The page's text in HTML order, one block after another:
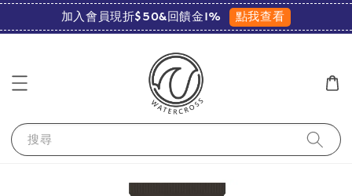
加入會員現折$50&回饋金1% 點我查看
搜尋